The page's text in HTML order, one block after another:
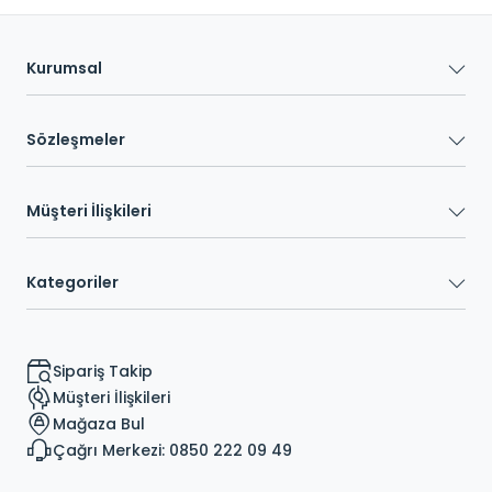
Kurumsal
Sözleşmeler
Müşteri İlişkileri
Kategoriler
Sipariş Takip
Müşteri İlişkileri
Mağaza Bul
Çağrı Merkezi: 0850 222 09 49